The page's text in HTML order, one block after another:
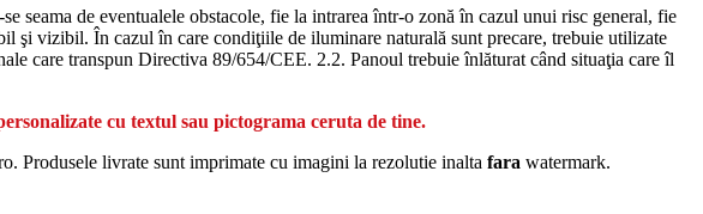
seama de eventualele obstacole, fie la intrarea într-o zonă în cazul unui risc general, fie
şi vizibil. În cazul în care condiţiile de iluminare naturală sunt precare, trebuie utilizate
care transpun Directiva 89/654/CEE. 2.2. Panoul trebuie înlăturat când situaţia care îl
cu textul sau pictograma ceruta de tine.
Produsele livrate sunt imprimate cu imagini la rezolutie inalta fara watermark.